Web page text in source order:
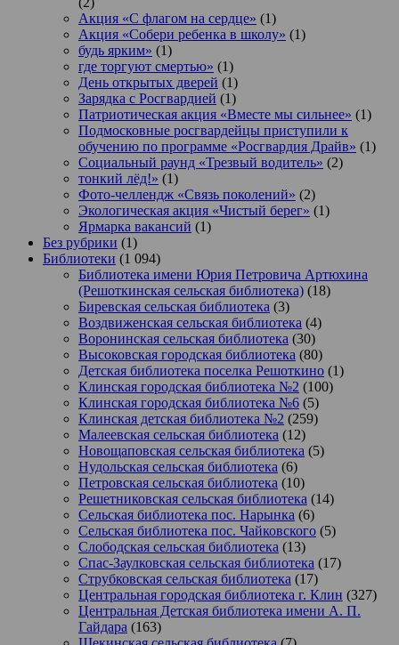
Акция «С флагом на сердце» (1)
Акция «Собери ребенка в школу» (1)
будь ярким» (1)
где торгуют смертью» (1)
День открытых дверей (1)
Зарядка с Росгвардией (1)
Патриотическая акция «Вместе мы сильнее» (1)
Подмосковные росгвардейцы приступили к
обучению по программе «Росгвардия Драйв» (1)
Социальный раунд «Трезвый водитель» (2)
тонкий лёд!» (1)
Фото-челлендж «Связь поколений» (2)
Экологическая акция «Чистый берег» (1)
Ярмарка вакансий (1)
Без рубрики (1)
Библиотеки (1 094)
Библиотека имени Юрия Петровича Артюхина
(Решоткинская сельская библиотека) (18)
Биревская сельская библиотека (3)
Воздвиженская сельская библиотека (4)
Воронинская сельская библиотека (30)
Высоковская городская библиотека (80)
Детская библиотека поселка Решоткино (1)
Клинская городская библиотека №2 (100)
Клинская городская библиотека №6 (5)
Клинская детская библиотека №2 (259)
Малеевская сельская библиотека (12)
Новощаповская сельская библиотека (5)
Нудольская сельская библиотека (6)
Петровская сельская библиотека (10)
Решетниковская сельская библиотека (14)
Сельская библиотека пос. Нарынка (6)
Сельская библиотека пос. Чайковского (5)
Слободская сельская библиотека (13)
Спас-Заулковская сельская библиотека (17)
Струбковская сельская библиотека (17)
Центральная городская библиотека г. Клин (327)
Центральная Детская библиотека имени А. П.
Гайдара (163)